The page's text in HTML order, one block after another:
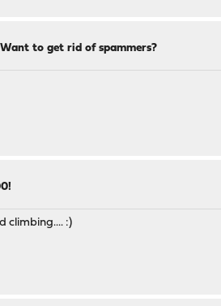
Want to get rid of spammers?
climbing.... :)